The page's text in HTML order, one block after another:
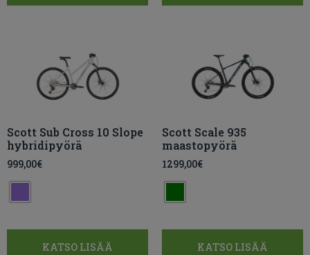
Scott Sub Cross 10 Slope
hybridipyörä
999,00€
KATSO LISÄÄ
Scott Scale 935
maastopyörä
1299,00€
KATSO LISÄÄ